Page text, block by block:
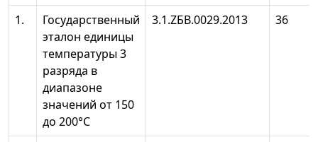
1.
Государственный
эталон единицы
температуры 3
разряда в
диапазоне
значений от 150
до 200°С
3.1.ZБB.0029.2013 36